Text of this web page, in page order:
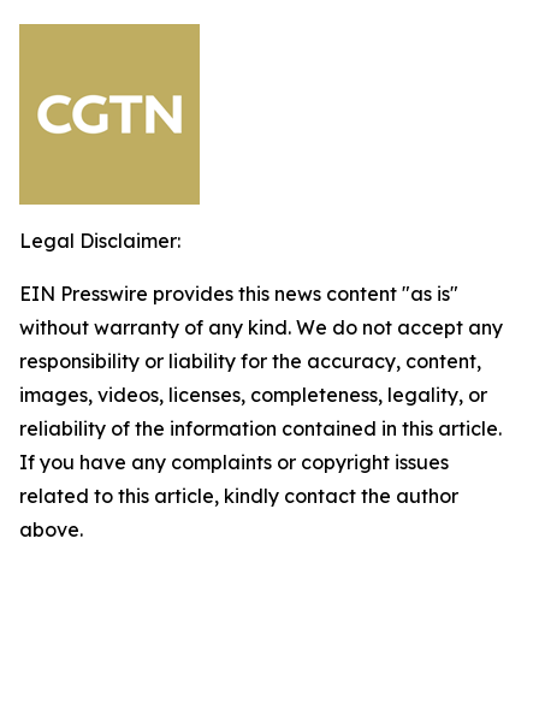
Legal Disclaimer:
EIN Presswire provides this news content "as is"
without warranty of any kind. We do not accept any
responsibility or liability for the accuracy, content,
images, videos, licenses, completeness, legality, or
reliability of the information contained in this article.
If you have any complaints or copyright issues
related to this article, kindly contact the author
above.